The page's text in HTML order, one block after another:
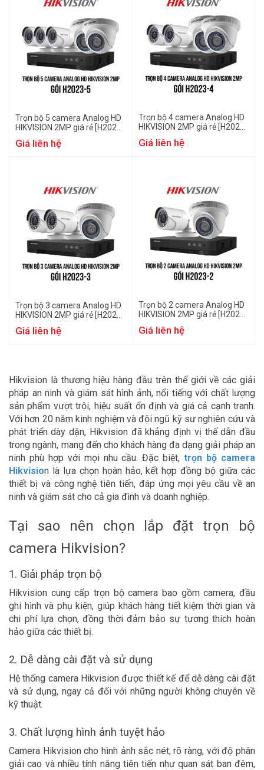
Trọn bộ 5 camera Analog HD
HIKVISION 2MP giá rẻ [H2023-
Giá liên hệ
Trọn bộ 4 camera Analog HD
HIKVISION 2MP giá rẻ [H2023-
Giá liên hệ
Trọn bộ 3 camera Analog HD
HIKVISION 2MP giá rẻ [H2023-
Giá liên hệ
Trọn bộ 2 camera Analog HD
HIKVISION 2MP giá rẻ [H2023-
Giá liên hệ
Hikvision là thương hiệu hàng đầu trên thế giới về các giải
pháp an ninh và giám sát hình ảnh, nổi tiếng với chất lượng
sản phẩm vượt trội, hiệu suất ổn định và giá cả cạnh tranh.
Với hơn 20 năm kinh nghiệm và đội ngũ kỹ sư nghiên cứu và
phát triển dày dặn, Hikvision đã khẳng định vị thế dẫn đầu
trong ngành, mang đến cho khách hàng đa dạng giải pháp an
ninh phù hợp với mọi nhu cầu. Đặc biệt,trọn bộ camera
Hikvision là lựa chọn hoàn hảo, kết hợp đồng bộ giữa các
thiết bị và công nghệ tiên tiến, đáp ứng mọi yêu cầu về an
ninh và giám sát cho cả gia đình và doanh nghiệp.
Tại sao nên chọn lắp đặt trọn bộ
camera Hikvision?
1. Giải pháp trọn bộ
Hikvision cung cấp trọn bộ camera bao gồm camera, đầu
ghi hình và phụ kiện, giúp khách hàng tiết kiệm thời gian và
chi phí lựa chọn, đồng thời đảm bảo sự tương thích hoàn
hảo giữa các thiết bị.
2. Dễ dàng cài đặt và sử dụng
Hệ thống camera Hikvision được thiết kế để dễ dàng cài đặt
và sử dụng, ngay cả đối với những người không chuyên về
kỹ thuật.
3. Chất lượng hình ảnh tuyệt hảo
Camera Hikvision cho hình ảnh sắc nét, rõ ràng, với độ phân
giải cao và nhiều tính năng tiên tiến như quan sát ban đêm,